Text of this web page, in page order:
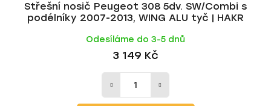
Střešní nosič Peugeot 308 5dv. SW/Combi s
podélníky 2007-2013, WING ALU tyč | HAKR
Odesíláme do 3-5 dnů
3 149 Kč